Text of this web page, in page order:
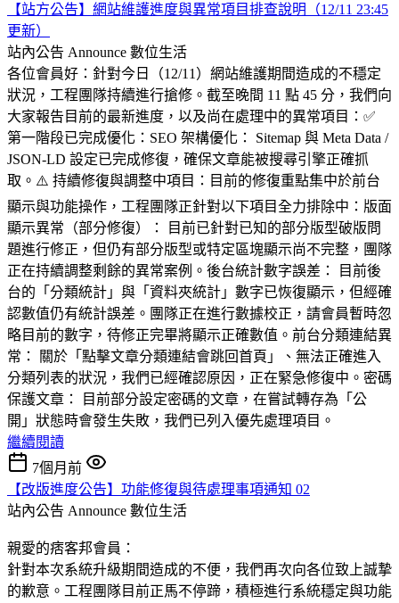
【站方公告】網站維護進度與異常項目排查說明（12/11 23:45
更新）
站內公告 Announce 數位生活
各位會員好：針對今日（12/11）網站維護期間造成的不穩定
狀況，工程團隊持續進行搶修。截至晚間 11 點 45 分，我們向
大家報告目前的最新進度，以及尚在處理中的異常項目：✅
第一階段已完成優化：SEO 架構優化： Sitemap 與 Meta Data /
JSON-LD 設定已完成修復，確保文章能被搜尋引擎正確抓
取。⚠️ 持續修復與調整中項目：目前的修復重點集中於前台
顯示與功能操作，工程團隊正針對以下項目全力排除中：版面
顯示異常（部分修復）： 目前已針對已知的部分版型破版問
題進行修正，但仍有部分版型或特定區塊顯示尚不完整，團隊
正在持續調整剩餘的異常案例。後台統計數字誤差： 目前後
台的「分類統計」與「資料夾統計」數字已恢復顯示，但經確
認數值仍有統計誤差。團隊正在進行數據校正，請會員暫時忽
略目前的數字，待修正完畢將顯示正確數值。前台分類連結異
常： 關於「點擊文章分類連結會跳回首頁」、無法正確進入
分類列表的狀況，我們已經確認原因，正在緊急修復中。密碼
保護文章： 目前部分設定密碼的文章，在嘗試轉存為「公
開」狀態時會發生失敗，我們已列入優先處理項目。
繼續閱讀
7個月前
【改版進度公告】功能修復與待處理事項通知 02
站內公告 Announce 數位生活
親愛的痞客邦會員：
針對本次系統升級期間造成的不便，我們再次向各位致上誠摯
的歉意。工程團隊目前正馬不停蹄，積極進行系統穩定與功能